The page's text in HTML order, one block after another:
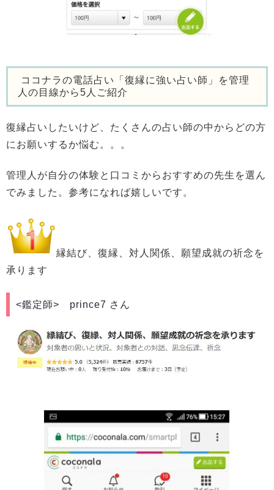
ココナラの電話占い「復縁に強い占い師」を管理
人の目線から5人ご紹介
復縁占いしたいけど、たくさんの占い師の中からどの方
にお願いするか悩む。。。
管理人が自分の体験と口コミからおすすめの先生を選ん
でみました。参考になれば嬉しいです。
縁結び、復縁、対人関係、願望成就の祈念を
承ります
<鑑定師> prince7 さん